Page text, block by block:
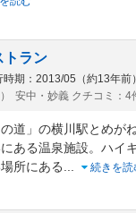
トラン
時期：2013/05（約13年前）
安中・妙義 クチコミ：4
道」の横川駅とめが
ある温泉施設。ハイ
所にある...
続きを読